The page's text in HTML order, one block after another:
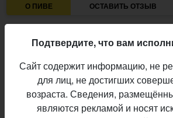
О ПИВЕ ОСТАВИТЬ ОТЗЫВ
Пивоварня:
Начало
выпуска:
13.07.2025
Оценка:
3.801
Подтвердите, что вам
Сайт содержит информацию, не
для лиц, не достигших
возраста. Сведения,
являются рекламой и носят